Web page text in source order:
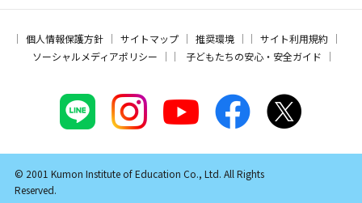
個人情報保護方針 サイトマップ 推奨環境
サイト利用規約
ソーシャルメディアポリシー
子どもたちの安心・安全ガイド
© 2001 Kumon Institute of Education Co., Ltd. All Rights
Reserved.